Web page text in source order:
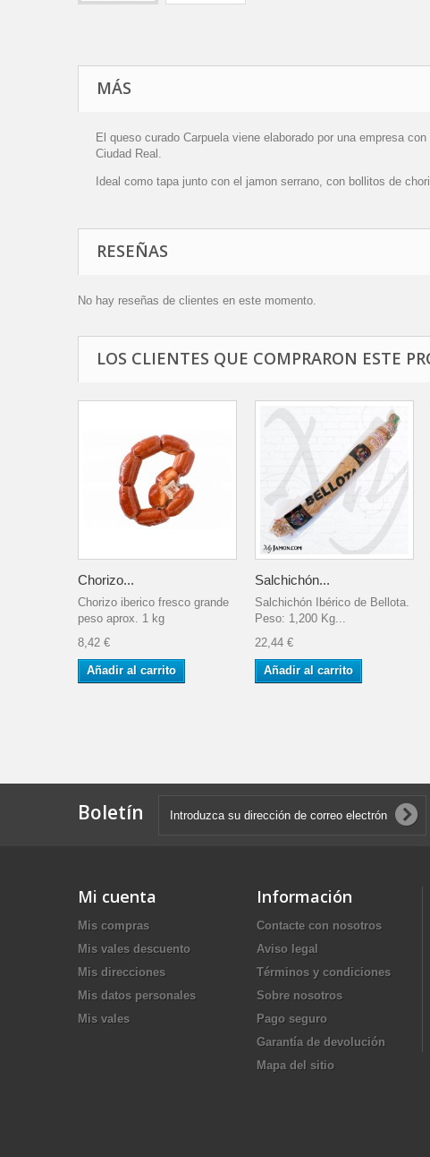
MÁS
El queso curado Carpuela viene elaborado por una empresa
Ciudad Real.
Ideal como tapa junto con el jamon serrano, con bollitos de
RESEÑAS
No hay reseñas de clientes en este momento.
LOS CLIENTES QUE COMPRARON ESTE
Chorizo...
Chorizo iberico fresco grande
peso aprox. 1 kg
8,42 €
Añadir al carrito
Salchichón...
Salchichón Ibérico de Bellota.
Peso: 1,200 Kg...
22,44 €
Añadir al carrito
Boletín
Mi cuenta
Mis compras
Mis vales descuento
Mis direcciones
Mis datos personales
Mis vales
Información
Contacte con nosotros
Aviso legal
Términos y condiciones
Sobre nosotros
Pago seguro
Garantía de devolución
Mapa del sitio